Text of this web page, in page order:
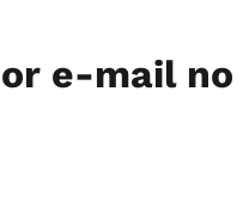
e-mail no